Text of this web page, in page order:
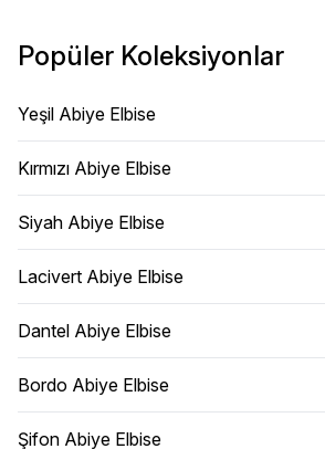
Popüler Koleksiyonlar
Yeşil Abiye Elbise
Kırmızı Abiye Elbise
Siyah Abiye Elbise
Lacivert Abiye Elbise
Dantel Abiye Elbise
Bordo Abiye Elbise
Şifon Abiye Elbise